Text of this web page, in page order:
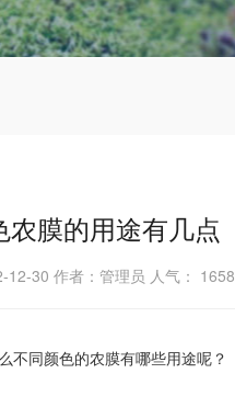
农膜的用途有几点
12-30 作者：管理员 人气： 1658
不同颜色的农膜有哪些用途呢？